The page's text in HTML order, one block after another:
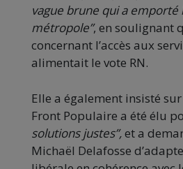
vague brune qui a emporté
métropole”, en soulignant
concernant l’accès aux
alimentait le vote RN.
Elle a également insisté
Front Populaire a été élu
solutions justes”,et a
Michaël Delafosse